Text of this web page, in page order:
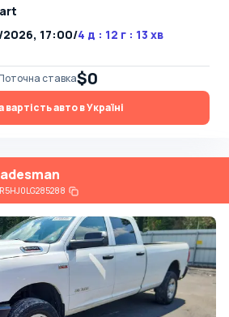
2026, 17:00/4 д : 12 г : 13 хв
ставка$0
вартість авто в Україні